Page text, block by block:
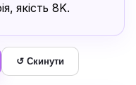
якість 8K.
↺ Скинути